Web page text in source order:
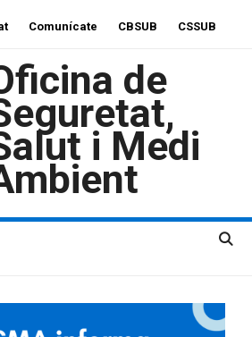
Comunícate CBSUB CSSUB
de
i Medi